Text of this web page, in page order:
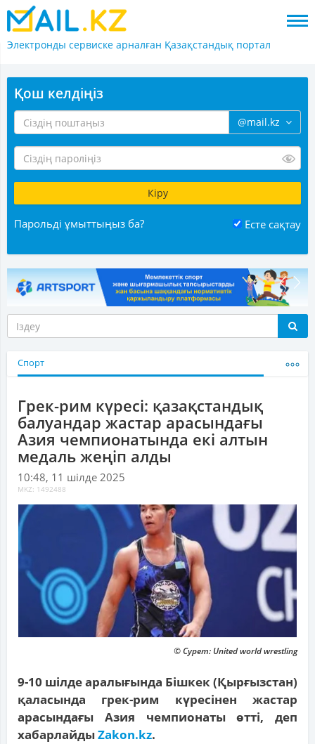
Электронды сервиске арналған Қазақстандық портал
Қош келдіңіз
@mail.kz
Парольді ұмыттыңыз ба? Есте сақтау
Спорт
Грек-рим күресі: қазақстандық
балуандар жастар арасындағы
Азия чемпионатында екі алтын
медаль жеңіп алды
10:48, 11 шілде 2025
MKZ: 1492488
© Сурет: United world wrestling
9-10 шілде аралығында Бішкек (Қырғызстан)
қаласында грек-рим күресінен жастар
арасындағы Азия чемпионаты өтті, деп
хабарлайдыZakon.kz.